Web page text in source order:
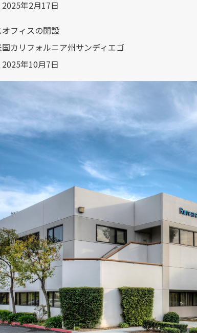
年2月17日
フィスの開設
カリフォルニア州サンディエゴ
年10月7日